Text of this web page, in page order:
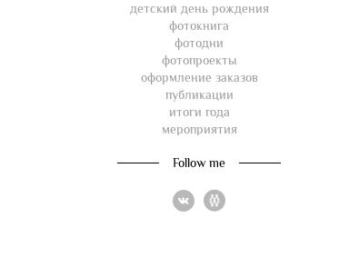
детский день рождения
фотокнига
фотодни
фотопроекты
оформление заказов
публикации
итоги года
мероприятия
Follow me